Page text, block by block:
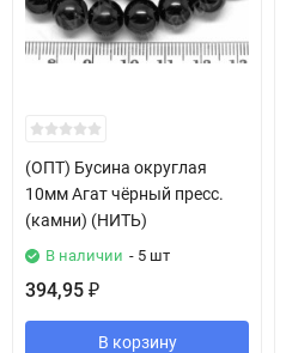
(ОПТ) Бусина округлая
10мм Агат чёрный пресс.
(камни) (НИТЬ)
В наличии - 5 шт
394,95 ₽
В корзину